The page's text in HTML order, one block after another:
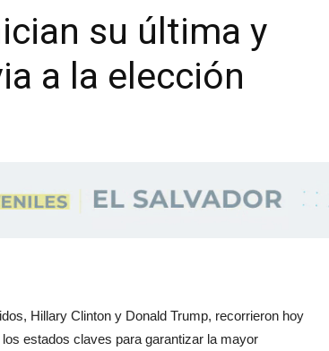
su última y
a la elección
Hillary Clinton y Donald Trump, recorrieron hoy
estados claves para garantizar la mayor